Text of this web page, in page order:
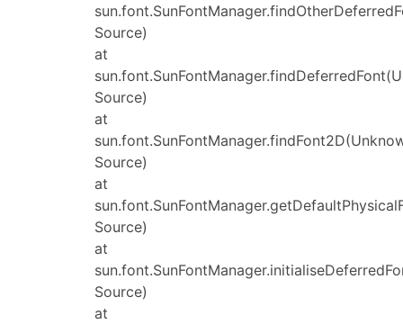
Source)
at
Source)
at
Source)
at
Source)
at
Source)
at